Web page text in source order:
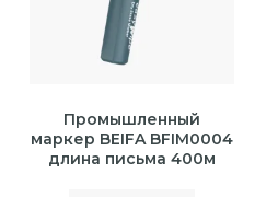
Промышленный
маркер BEIFA BFIM0004
длина письма 400м